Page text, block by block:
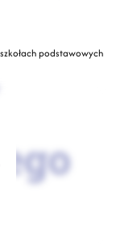
podstawowych